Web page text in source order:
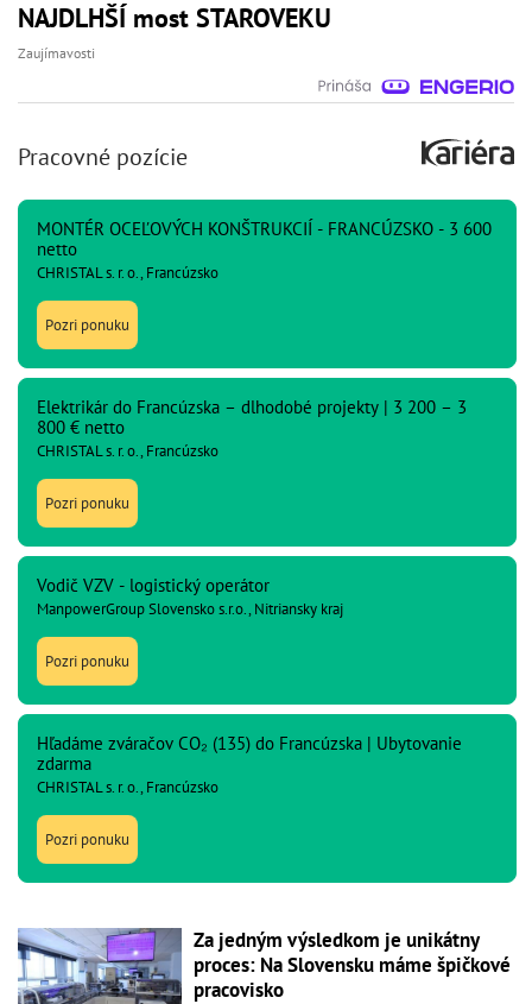
NAJDLHŠÍ most STAROVEKU
Zaujímavosti
Pracovné pozície
MONTÉR OCEĽOVÝCH KONŠTRUKCIÍ - FRANCÚZSKO - 3 600
netto
CHRISTAL s. r. o., Francúzsko
Pozri ponuku
Elektrikár do Francúzska – dlhodobé projekty | 3 200 – 3
800 € netto
CHRISTAL s. r. o., Francúzsko
Pozri ponuku
Vodič VZV - logistický operátor
ManpowerGroup Slovensko s.r.o., Nitriansky kraj
Pozri ponuku
Hľadáme zváračov CO₂ (135) do Francúzska | Ubytovanie
zdarma
CHRISTAL s. r. o., Francúzsko
Pozri ponuku
Za jedným výsledkom je unikátny
proces: Na Slovensku máme špičkové
pracovisko